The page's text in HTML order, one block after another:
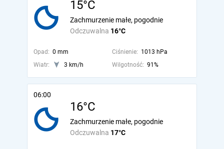
15°C
Odczuwalna 16°C
Zachmurzenie małe, pogodnie
Opad: 0 mm Ciśnienie: 1013 hPa
Wiatr:
3 km/h Wilgotność: 91%
06:00
16°C
Odczuwalna 17°C
Zachmurzenie małe, pogodnie